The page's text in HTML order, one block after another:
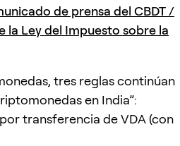
de prensa del CBDT /
la Ley del Impuesto sobre la
tres reglas continúan
en India”:
transferencia de VDA (con